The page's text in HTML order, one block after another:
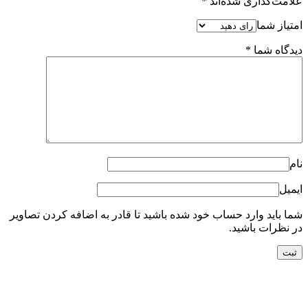
امتیاز شما
دیدگاه شما *
نام
ایمیل
شما باید وارد حساب خود شده باشید تا قادر به اضافه کردن تصاویر
در نظرات باشید.